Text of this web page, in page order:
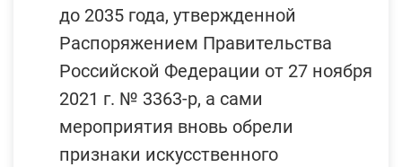
до 2035 года, утвержденной
Распоряжением Правительства
Российской Федерации от 27 ноября
2021 г. № 3363-р, а сами
мероприятия вновь обрели
признаки искусственного